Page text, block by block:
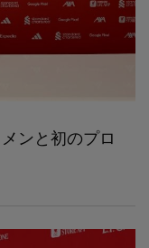
ンと初のプロ